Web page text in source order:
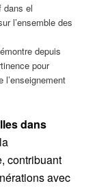
dans el
l’ensemble des
depuis
pour
l’enseignement
dans
contribuant
avec